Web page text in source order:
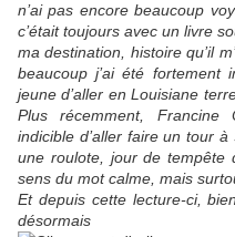
n’ai pas encore beaucoup
c’était toujours avec un livre
ma destination, histoire qu’il
beaucoup j’ai été fortement
jeune d’aller en Louisiane
Plus récemment, Francine
indicible d’aller faire un tour
une roulote, jour de
sens du mot calme, mais
Et depuis cette lecture-ci,
désormais